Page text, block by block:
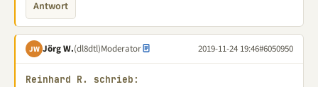
Antwort
JW Jörg W.(dl8dtl)Moderator 2019-11-24 19:46#6050950
Reinhard R. schrieb: